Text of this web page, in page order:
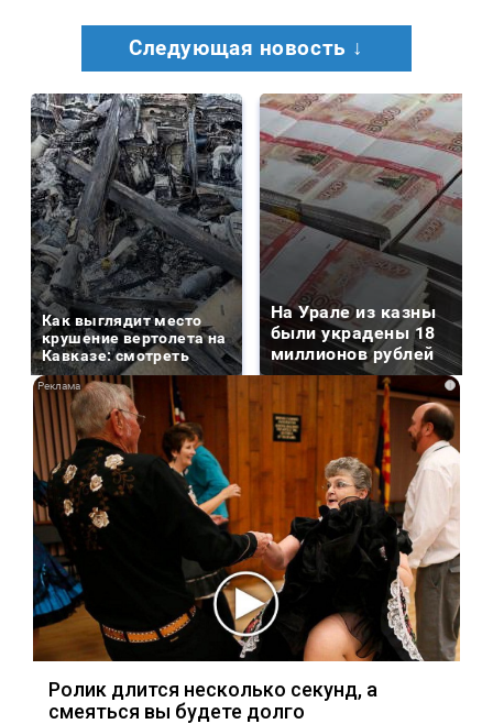
Следующая новость ↓
Как выглядит место
крушение вертолета на
Кавказе: смотреть
На Урале из казны
были украдены 18
миллионов рублей
i
Ролик длится несколько секунд, а
смеяться вы будете долго